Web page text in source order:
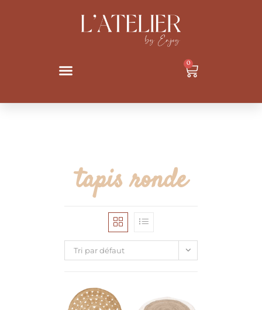
0
tapis ronde
Tri par défaut